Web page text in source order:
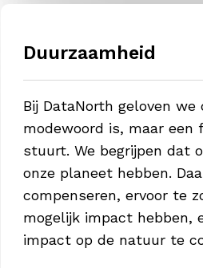
Duurzaamheid
Bij DataNorth geloven
modewoord is, maar
stuurt. We begrijpen dat
onze planeet hebben.
compenseren, ervoor te
mogelijk impact hebben,
impact op de natuur te